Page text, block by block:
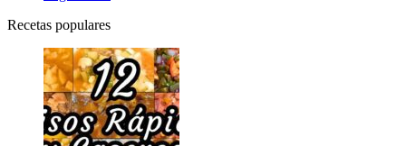
Recetas populares